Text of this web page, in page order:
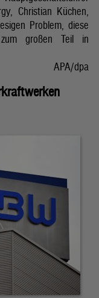
Christian Küchen,
Problem, diese
großen Teil in
APA/dpa